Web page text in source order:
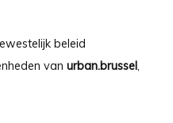
beleid
van urban.brussel